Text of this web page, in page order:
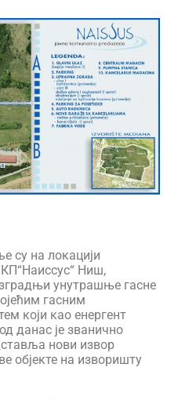
су на локацији
Ниш,
унутрашње гасне
гасним
који као енергент
данас је званично
нови извор
објекте на изворишту